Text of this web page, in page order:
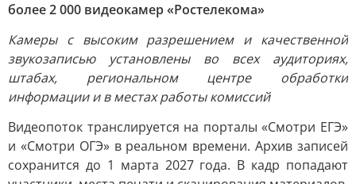
более 2 000 видеокамер «Ростелекома»
Камеры с высоким разрешением и качественной
звукозаписью установлены во всех аудиториях,
штабах, региональном центре обработки
информации и в местах работы комиссий
Видеопоток транслируется на порталы «Смотри ЕГЭ»
и «Смотри ОГЭ» в реальном времени. Архив записей
сохранится до 1 марта 2027 года. В кадр попадают